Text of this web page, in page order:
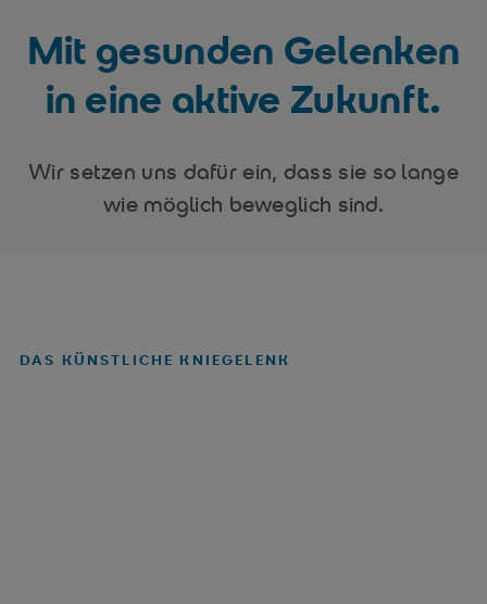
Mit gesunden Gelenken
in eine aktive Zukunft.
Wir setzen uns dafür ein, dass sie so lange
wie möglich beweglich sind.
DAS KÜNSTLICHE KNIEGELENK